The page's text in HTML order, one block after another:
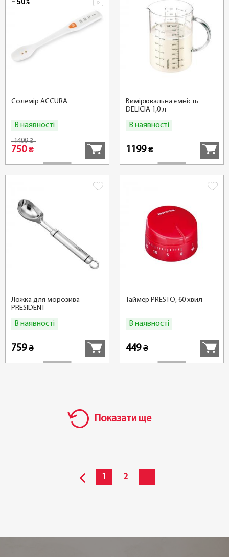
Солемір ACCURA
В наявності
1499₴
750₴
Вимірювальна ємність
DELICIA 1,0 л
В наявності
1199₴
Ложка для морозива
PRЕSIDENT
В наявності
759₴
Таймер PRESTO, 60 хвил
В наявності
449₴
Показати ще
1 2